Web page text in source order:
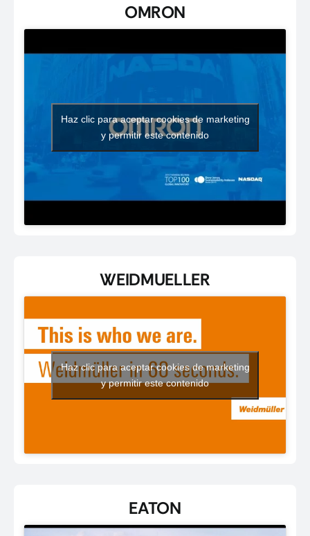
OMRON
Haz clic para aceptar cookies de marketing
y permitir este contenido
WEIDMUELLER
Haz clic para aceptar cookies de marketing
y permitir este contenido
EATON